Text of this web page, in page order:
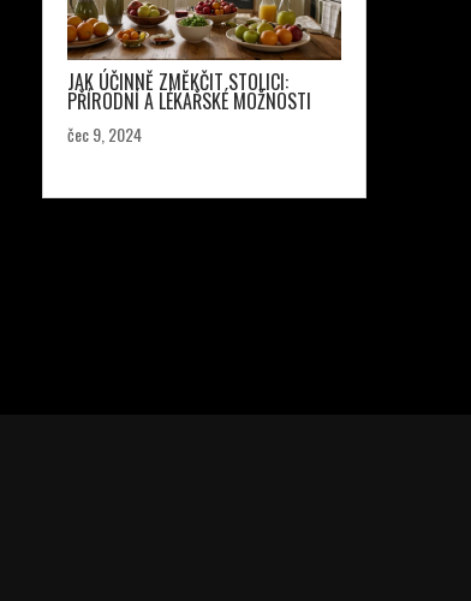
JAK ÚČINNĚ ZMĚKČIT STOLICI:
PŘÍRODNÍ A LÉKAŘSKÉ MOŽNOSTI
čec 9, 2024